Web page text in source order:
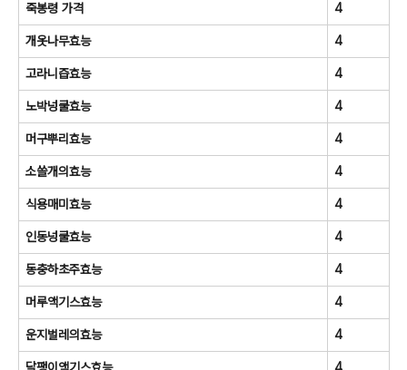
죽봉령 가격 4
개옷나무효능 4
고라니즙효능 4
노박넝쿨효능 4
머구뿌리효능 4
소쓸개의효능 4
식용매미효능 4
인동넝쿨효능 4
동충하초주효능 4
머루액기스효능 4
운지벌레의효능 4